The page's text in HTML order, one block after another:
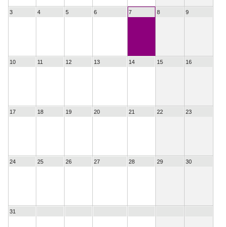
3 4 5 6 7 8 9
10 11 12 13 14 15 16
17 18 19 20 21 22 23
24 25 26 27 28 29 30
31